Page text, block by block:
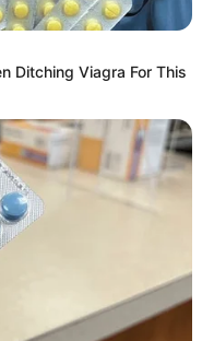
0 0
CƏMİYYƏT
Ditching Viagra For This